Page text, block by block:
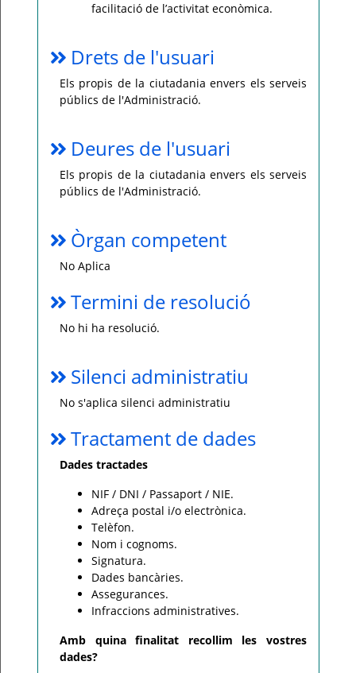
facilitació de l’activitat econòmica.
Drets de l'usuari
Els propis de la ciutadania envers els serveis
públics de l'Administració.
Deures de l'usuari
Els propis de la ciutadania envers els serveis
públics de l'Administració.
Òrgan competent
No Aplica
Termini de resolució
No hi ha resolució.
Silenci administratiu
No s'aplica silenci administratiu
Tractament de dades
Dades tractades
NIF / DNI / Passaport / NIE.
Adreça postal i/o electrònica.
Telèfon.
Nom i cognoms.
Signatura.
Dades bancàries.
Assegurances.
Infraccions administratives.
Amb quina finalitat recollim les vostres
dades?